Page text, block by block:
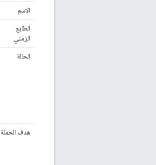
الاسم
الطابع
الزمني
الحالة
هدف الحملة